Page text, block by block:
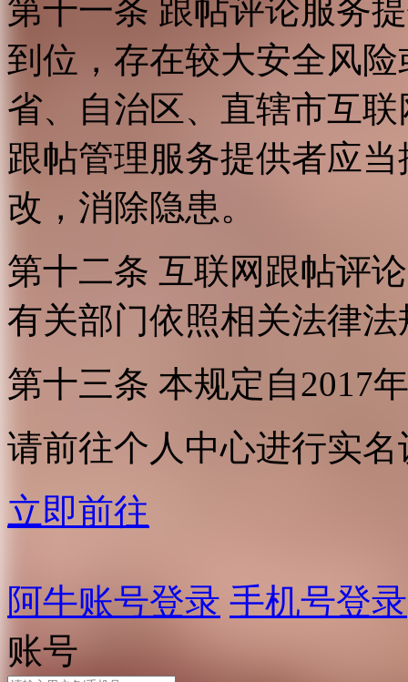
第十一条 跟帖评论服务
到位，存在较大安全风
省、自治区、直辖市互
跟帖管理服务提供者应
改，消除隐患。
第十二条 互联网跟帖评
有关部门依照相关法律
第十三条 本规定自2017
请前往个人中心进行实名
立即前往
阿牛账号登录 手机号登录
账号